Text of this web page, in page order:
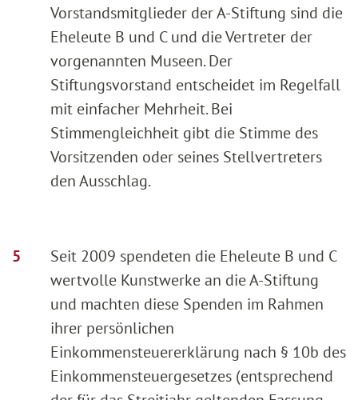
Vorstandsmitglieder der A-Stiftung sind die
Eheleute B und C und die Vertreter der
vorgenannten Museen. Der
Stiftungsvorstand entscheidet im Regelfall
mit einfacher Mehrheit. Bei
Stimmengleichheit gibt die Stimme des
Vorsitzenden oder seines Stellvertreters
den Ausschlag.
Seit 2009 spendeten die Eheleute B und C
wertvolle Kunstwerke an die A-Stiftung
und machten diese Spenden im Rahmen
ihrer persönlichen
Einkommensteuererklärung nach § 10b des
Einkommensteuergesetzes (entsprechend